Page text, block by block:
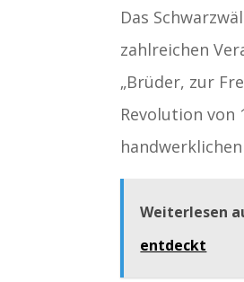
Das
zahlreichen
„Brüder, zur
Revolution von
Weiterlesen
entdeckt